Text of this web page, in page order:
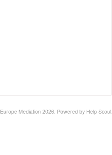
Europe Mediation 2026. Powered by Help Scout